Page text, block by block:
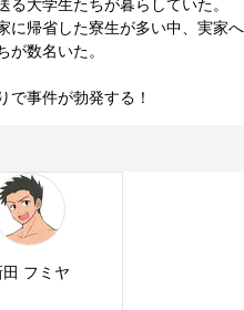
大学生たちが暮らしていた。
に帰省した寮生が多い中、実家へ
数名いた。
事件が勃発する！
フミヤ